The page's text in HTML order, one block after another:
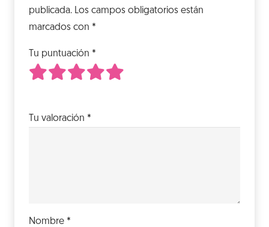
publicada. Los campos obligatorios están
marcados con *
Tu puntuación *
Tu valoración *
Nombre *